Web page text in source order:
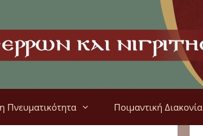
Πνευματικότητα Ποιμαντική Διακονία